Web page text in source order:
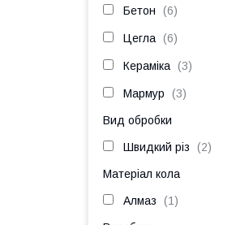
Бетон 6
Цегла 6
Кераміка 3
Мармур 3
Вид обробки
Швидкий різ 2
Матеріал кола
Алмаз 1